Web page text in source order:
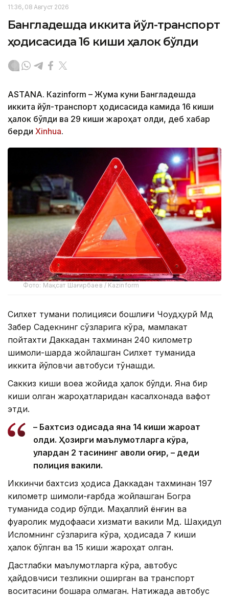
11:36, 08 Август 2026
Бангладешда иккита йўл-транспорт
ҳодисасида 16 киши ҳалок бўлди
ASTANА. Кazinform – Жума куни Бангладешда
иккита йўл-транспорт ҳодисасида камида 16 киши
ҳалок бўлди ва 29 киши жароҳат олди, деб хабар
берди Xinhua.
Фото: Мақсат Шағирбаев / Kazinform
Силхет тумани полицияси бошлиғи Чоудҳурй Мд
Забер Садекнинг сўзларига кўра, мамлакат
пойтахти Даккадан тахминан 240 километр
шимоли-шарқда жойлашган Силхет туманида
иккита йўловчи автобуси тўқнашди.
Саккиз киши воқеа жойида ҳалок бўлди. Яна бир
киши олган жароҳатларидан касалхонада вафот
этди.
– Бахтсиз ҳодисада яна 14 киши жароҳат
олди. Ҳозирги маълумотларга кўра,
улардан 2 тасининг аҳволи оғир, – деди
полиция вакили.
Иккинчи бахтсиз ҳодиса Даккадан тахминан 197
километр шимоли-ғарбда жойлашган Богра
туманида содир бўлди. Маҳаллий ёнғин ва
фуқаролик мудофааси хизмати вакили Мд. Шаҳидул
Исломнинг сўзларига кўра, ҳодисада 7 киши
ҳалок бўлган ва 15 киши жароҳат олган.
Дастлабки маълумотларга кўра, автобус
ҳайдовчиси тезликни оширган ва транспорт
воситасини бошқара олмаган. Натижада автобус